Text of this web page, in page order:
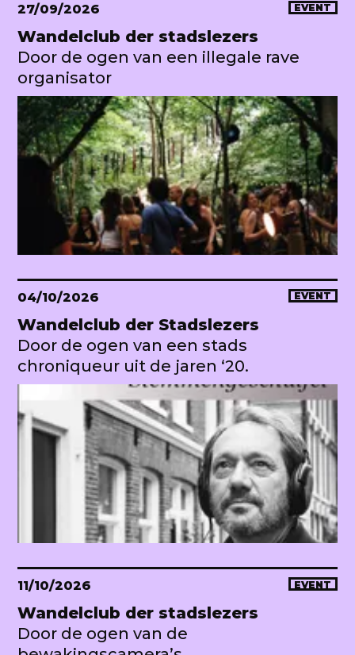
27/09/2026 EVENT
Wandelclub der stadslezers
Door de ogen van een illegale rave
organisator
04/10/2026 EVENT
Wandelclub der Stadslezers
Door de ogen van een stads
chroniqueur uit de jaren ‘20.
11/10/2026 EVENT
Wandelclub der stadslezers
Door de ogen van de